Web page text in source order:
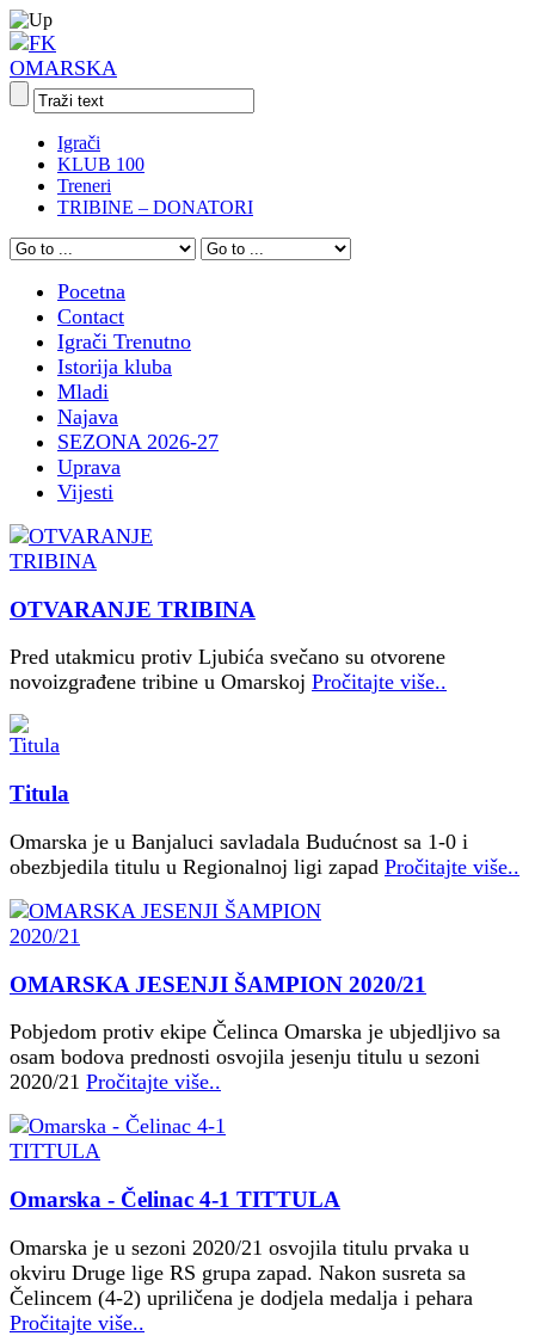
Igrači
KLUB 100
Treneri
TRIBINE – DONATORI
Pocetna
Contact
Igrači Trenutno
Istorija kluba
Mladi
Najava
SEZONA 2026-27
Uprava
Vijesti
OTVARANJE TRIBINA
Pred utakmicu protiv Ljubića svečano su otvorene
novoizgrađene tribine u Omarskoj Pročitajte više..
Titula
Omarska je u Banjaluci savladala Budućnost sa 1-0 i
obezbjedila titulu u Regionalnoj ligi zapad Pročitajte više..
OMARSKA JESENJI ŠAMPION 2020/21
Pobjedom protiv ekipe Čelinca Omarska je ubjedljivo sa
osam bodova prednosti osvojila jesenju titulu u sezoni
2020/21 Pročitajte više..
Omarska - Čelinac 4-1 TITTULA
Omarska je u sezoni 2020/21 osvojila titulu prvaka u
okviru Druge lige RS grupa zapad. Nakon susreta sa
Čelincem (4-2) upriličena je dodjela medalja i pehara
Pročitajte više..